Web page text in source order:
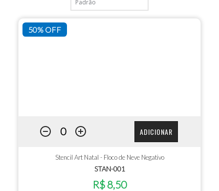
50% OFF
ADICIONAR
Stencil Art Natal - Floco de Neve Negativo
STAN-001
R$ 8,50